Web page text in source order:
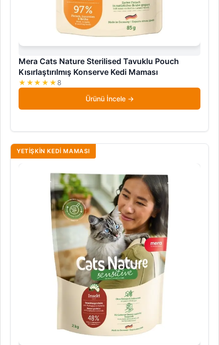
Mera Cats Nature Sterilised Tavuklu Pouch
Kısırlaştırılmış Konserve Kedi Maması
★★★★★ 8
Ürünü İncele
YETIŞKIN KEDI MAMASI